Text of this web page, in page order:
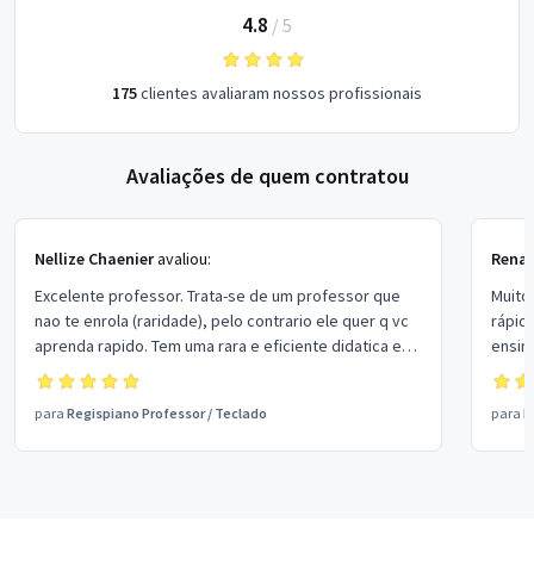
4.8 / 5
175clientes avaliaram nossos profissionais
Avaliações de quem contratou
Nellize Chaenieravaliou:
Excelente professor. Trata-se de um professor que
nao te enrola (raridade), pelo contrario ele quer q vc
aprenda rapido. Tem uma rara e eficiente didatica e
ainda e organizado e simpatico. Super indico!
para Regispiano Professor/ Teclado para